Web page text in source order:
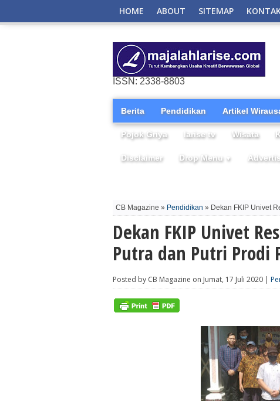
HOME ABOUT SITEMAP
ISSN: 2338-8803
Berita Pendidikan Artikel
Pojok Griya larise tv Wisata
Disclaimer Drop Menu ▼
CB Magazine » Pendidikan » Dekan FKIP Univet
Dekan FKIP Univet
Putra dan Putri Prodi
Posted by CB Magazine on Jumat, 17 Juli 2020 |